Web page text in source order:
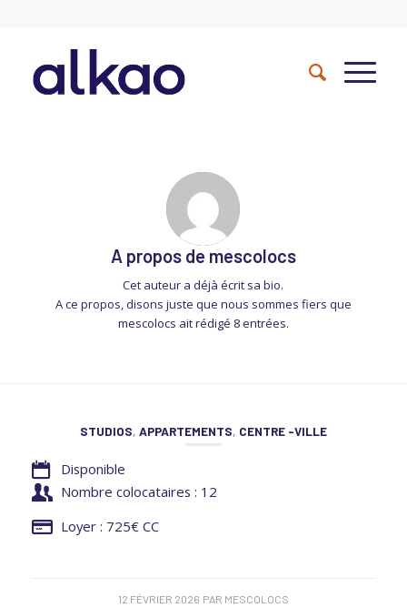
A propos de mescolocs
Cet auteur a déjà écrit sa bio.
A ce propos, disons juste que nous sommes fiers que
mescolocs ait rédigé 8 entrées.
STUDIOS, APPARTEMENTS, CENTRE -VILLE
Disponible
Nombre colocataires : 12
Loyer : 725€ CC
12 FÉVRIER 2026 PAR MESCOLOCS